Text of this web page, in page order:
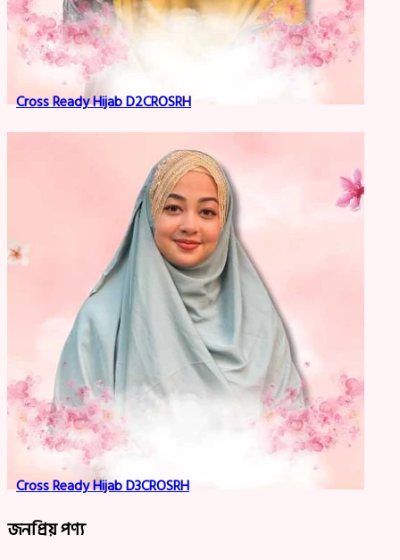
Cross Ready Hijab D2CROSRH
Cross Ready Hijab D3CROSRH
জনপ্রিয় পণ্য